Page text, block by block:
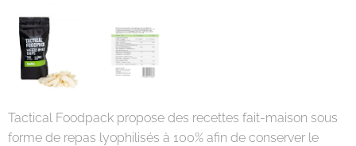
Tactical Foodpack propose des recettes fait-maison sous
forme de repas lyophilisés à 100% afin de conserver le